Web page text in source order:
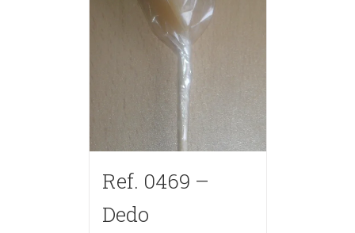
Ref. 0469 –
Dedo